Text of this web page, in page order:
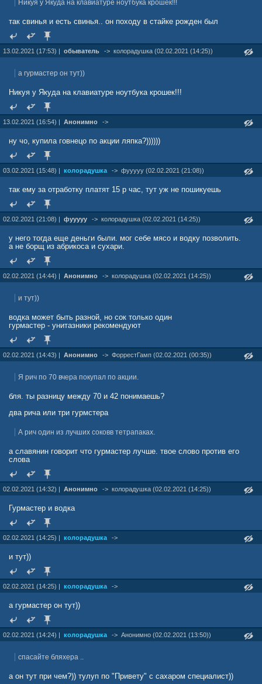
Никуя у Якуда на клавиатуре ноутбука крошек!!!
так свинья и есть свинья.. он походу в стайке рожден был
13.02.2021 (17:53) | обыватель -> колорадушка (02.02.2021 (14:25))
а гурмастер он тут))
Никуя у Якуда на клавиатуре ноутбука крошек!!!
13.02.2021 (16:54) | Анонимно ->
ну чо, купила говнецо по акции ляпка?))))))
03.02.2021 (15:48) | колорадушка -> фууууу (02.02.2021 (21:08))
так ему за отработку платят 15 р час, тут уж не пошикуешь
02.02.2021 (21:08) | фууууу -> колорадушка (02.02.2021 (14:25))
у него тогда еще деньги были. мог себе мясо и водку позволить.
а не борщ из абрикоса и сухари.
02.02.2021 (14:44) | Анонимно -> колорадушка (02.02.2021 (14:25))
и тут))
водка может быть разной, но сок только один
гурмастер - унитазники рекомендуют
02.02.2021 (14:43) | Анонимно -> ФоррестГамп (02.02.2021 (00:35))
Я рич по 70 вчера покупал по акции.
бля. ты разницу между 70 и 42 понимаешь?
два рича или три гурмстера
А рич один из лучших соковв тетрапаках.
а славянин говорит что гурмастер лучше. твое слово против его
слова
02.02.2021 (14:32) | Анонимно -> колорадушка (02.02.2021 (14:25))
Гурмастер и водка
02.02.2021 (14:25) | колорадушка ->
и тут))
02.02.2021 (14:25) | колорадушка ->
а гурмастер он тут))
02.02.2021 (14:24) | колорадушка -> Анонимно (02.02.2021 (13:50))
спасайте бляхера ..
а он тут при чем?)) тулуп по "Привету" с сахаром специалист))